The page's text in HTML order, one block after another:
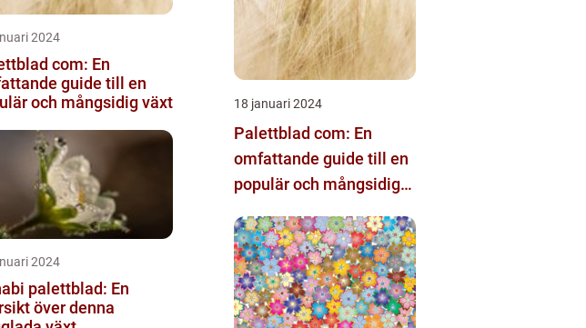
2024
com: En
guide till en
och mångsidig växt
2024
palettblad: En
över denna
18 januari 2024
Palettblad com: En
omfattande guide till en
populär och mångsidig